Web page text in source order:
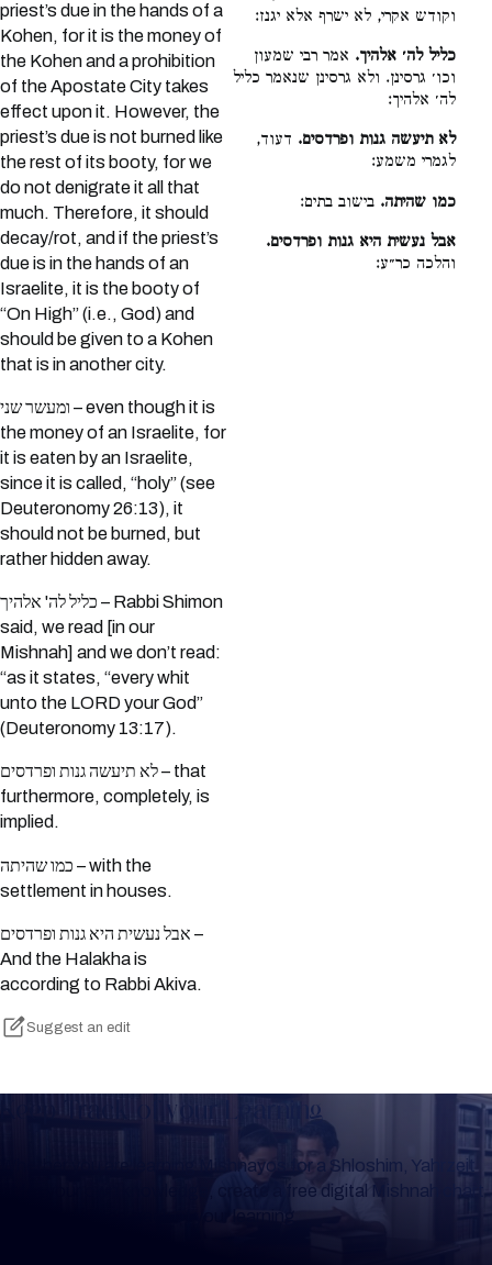
priest’s due in the hands of a
Kohen, for it is the money of
the Kohen and a prohibition
of the Apostate City takes
effect upon it. However, the
priest’s due is not burned like
the rest of its booty, for we
do not denigrate it all that
much. Therefore, it should
decay/rot, and if the priest’s
due is in the hands of an
Israelite, it is the booty of
“On High” (i.e., God) and
should be given to a Kohen
that is in another city.
ומעשר שני – even though it is
the money of an Israelite, for
it is eaten by an Israelite,
since it is called, “holy” (see
Deuteronomy 26:13), it
should not be burned, but
rather hidden away.
כליל לה' אלהיך – Rabbi Shimon
said, we read [in our
Mishnah] and we don’t read:
“as it states, “every whit
unto the LORD your God”
(Deuteronomy 13:17).
לא תיעשה גנות ופרדסים – that
furthermore, completely, is
implied.
כמו שהיתה – with the
settlement in houses.
אבל נעשית היא גנות ופרדסים –
And the Halakha is
according to Rabbi Akiva.
Suggest an edit
וקודש אקרי, לא ישרף אלא יגנז:
כליל לה׳ אלהיך. אמר רבי שמעון
וכו׳ גרסינן. ולא גרסינן שנאמר כליל
לה׳ אלהיך:
לא תיעשה גנות ופרדסים. דעוד,
לגמרי משמע:
כמו שהיתה. בישוב בתים:
אבל נעשית היא גנות ופרדסים.
והלכה כר״ע:
Keep Track of your Learning
Whether you are learning Mishnayos for a Shloshim, Yahrzeit
or for your own knowledge, create a free digital Mishnah chart
to help you keep track of your learning.